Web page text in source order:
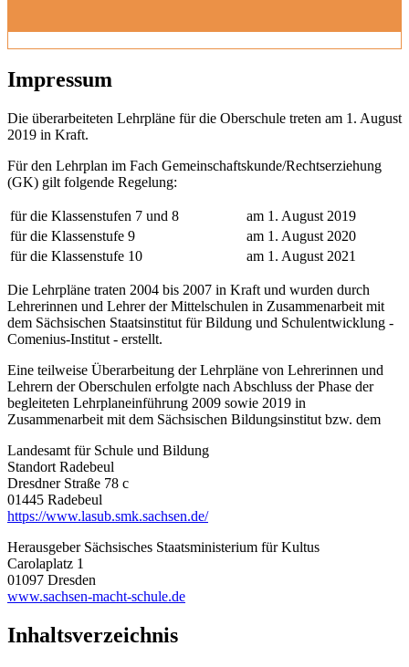
Impressum
Die überarbeiteten Lehrpläne für die Oberschule treten am 1. August
2019 in Kraft.
Für den Lehrplan im Fach Gemeinschaftskunde/Rechtserziehung
(GK) gilt folgende Regelung:
für die Klassenstufen 7 und 8
am 1. August 2019
für die Klassenstufe 9
am 1. August 2020
für die Klassenstufe 10
am 1. August 2021
Die Lehrpläne traten 2004 bis 2007 in Kraft und wurden durch
Lehrerinnen und Lehrer der Mittelschulen in Zusammenarbeit mit
dem Sächsischen Staatsinstitut für Bildung und Schulentwicklung -
Comenius-Institut - erstellt.
Eine teilweise Überarbeitung der Lehrpläne von Lehrerinnen und
Lehrern der Oberschulen erfolgte nach Abschluss der Phase der
begleiteten Lehrplaneinführung 2009 sowie 2019 in
Zusammenarbeit mit dem Sächsischen Bildungsinstitut bzw. dem
Landesamt für Schule und Bildung
Standort Radebeul
Dresdner Straße 78 c
01445 Radebeul
https://www.lasub.smk.sachsen.de/
Herausgeber Sächsisches Staatsministerium für Kultus
Carolaplatz 1
01097 Dresden
www.sachsen-macht-schule.de
Inhaltsverzeichnis